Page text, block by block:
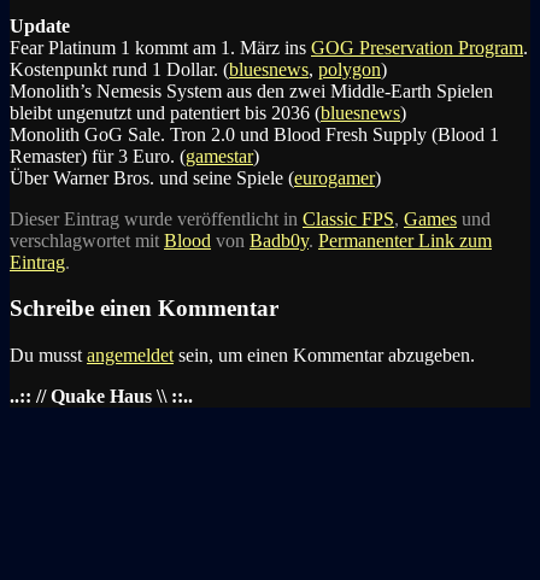
Update
Fear Platinum 1 kommt am 1. März ins GOG Preservation Program.
Kostenpunkt rund 1 Dollar. (bluesnews, polygon)
Monolith’s Nemesis System aus den zwei Middle-Earth Spielen
bleibt ungenutzt und patentiert bis 2036 (bluesnews)
Monolith GoG Sale. Tron 2.0 und Blood Fresh Supply (Blood 1
Remaster) für 3 Euro. (gamestar)
Über Warner Bros. und seine Spiele (eurogamer)
Dieser Eintrag wurde veröffentlicht in Classic FPS, Games und
verschlagwortet mit Blood von Badb0y. Permanenter Link zum
Eintrag.
Schreibe einen Kommentar
Du musst angemeldet sein, um einen Kommentar abzugeben.
..:: // Quake Haus \\ ::..